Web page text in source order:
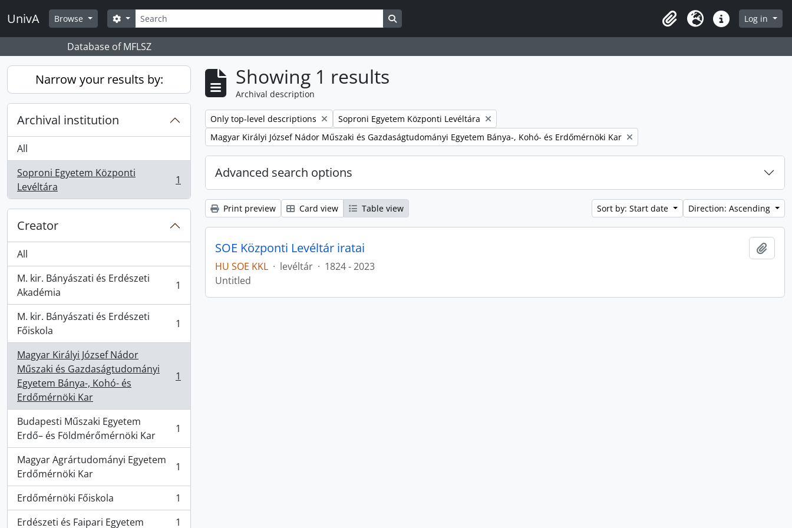
Skip to main content
UnivA Browse Search
Search options Search in browse page
ClipboardLanguageQuick linksLog in
Database of MFLSZ
Narrow your results by:
Archival institution
All
Soproni Egyetem Központi
Levéltára
, 1 results 1
Creator
All
M. kir. Bányászati és Erdészeti
Akadémia
, 1 results 1
M. kir. Bányászati és Erdészeti
Főiskola
, 1 results 1
Magyar Királyi József Nádor
Műszaki és Gazdaságtudományi
Egyetem Bánya-, Kohó- és
Erdőmérnöki Kar
, 1 results 1
Budapesti Műszaki Egyetem
Erdő– és Földmérőmérnöki Kar
, 1 results 1
Magyar Agrártudományi Egyetem
Erdőmérnöki Kar
, 1 results 1
Erdőmérnöki Főiskola
, 1 results
1
Erdészeti és Faipari Egyetem
1
Showing 1 results
Archival description
Remove filter:
Only top-level descriptions Remove filter:
Soproni Egyetem Központi Levéltára
Remove filter:
Magyar Királyi József Nádor Műszaki és Gazdaságtudományi Egyetem Bánya-, Kohó- és Erdőmérnöki Kar
Advanced search options
Print preview Card view Table view Sort by: Start date Direction: Ascending
SOE Központi Levéltár iratai
HU SOE KKL · levéltár · 1824 - 2023
Untitled